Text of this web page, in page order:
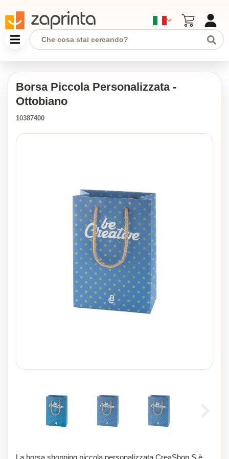
Borsa Piccola Personalizzata -
Ottobiano
10387400
La borsa shopping piccola personalizzata CreaShop S è